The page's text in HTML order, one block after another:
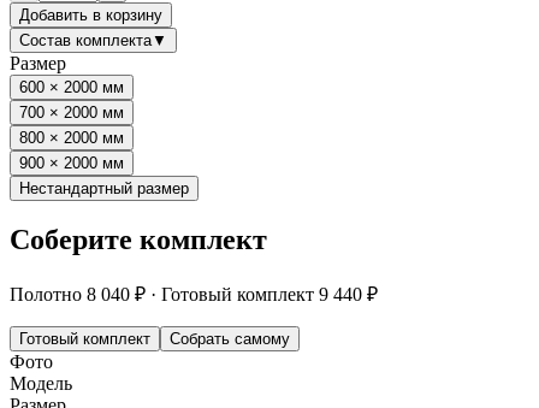
Добавить в корзину
Состав комплекта▼
Размер
600 × 2000 мм
700 × 2000 мм
800 × 2000 мм
900 × 2000 мм
Нестандартный размер
Соберите комплект
Полотно 8 040 ₽ · Готовый комплект 9 440 ₽
Готовый комплект Собрать самому
Фото
Модель